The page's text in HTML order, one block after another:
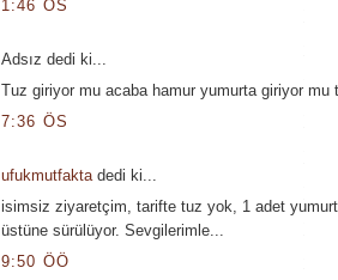
1:46 ÖS
Adsız dedi ki...
Tuz giriyor mu acaba hamur yumurta giriyor mu
7:36 ÖS
ufukmutfaktadedi ki...
isimsiz ziyaretçim, tarifte tuz yok, 1 adet
üstüne sürülüyor. Sevgilerimle...
9:50 ÖÖ